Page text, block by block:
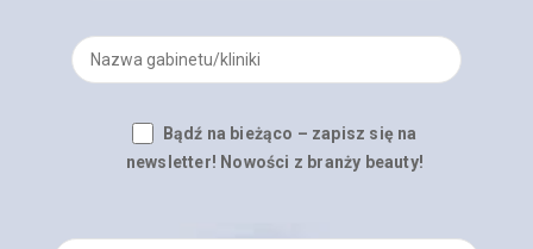
Bądź na bieżąco – zapisz się na
newsletter! Nowości z branży beauty!